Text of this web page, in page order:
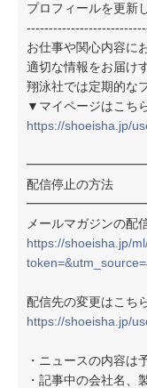
プロフィールを更新
お仕事や関心内容に
適切な情報をお届け
翔泳社では定期的な
▼マイページはこち
https://shoeisha.jp/
配信停止の方法
メールマガジンの配
https://shoeisha.jp/
配信先の変更はこち
https://shoeisha.jp/
・ニュースの内容は
・記事中の会社名、